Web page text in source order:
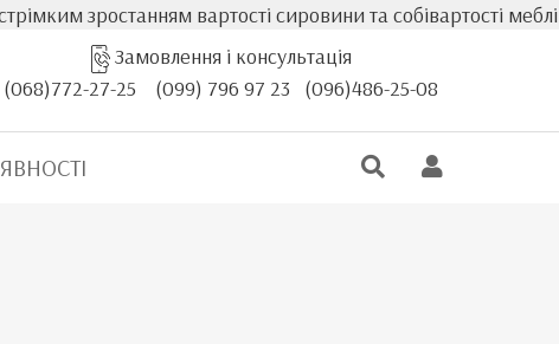
вартості сировини та собівартості меблів,
Замовлення і консультація
(068)772-27-25
(099) 796 97 23 (096)486-25-08